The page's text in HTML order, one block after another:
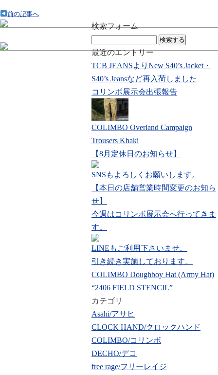
前の記事へ
検索フォーム
索:
最近のエントリー
TCB JEANSよりNew S40’s Jacket・
S40’s Jeansなど再入荷しました
コリンボ展示会出張報告
COLIMBO Overland Campaign
Trousers Khaki
【8月定休日のお知らせ】
SNSもよろしくお願いします。
【本日の店舗営業時間変更のお知ら
せ】
今週はコリンボ展示会へ行ってきま
す。
LINEもご利用下さいませ。
引き続き実施しております。
COLIMBO Doughboy Hat (Army Hat)
“2406 FIELD STENCIL”
カテゴリ
Asahi/アサヒ
CLOCK HAND/クロックハンド
COLIMBO/コリンボ
DECHO/デコ
free rage/フリーレイジ